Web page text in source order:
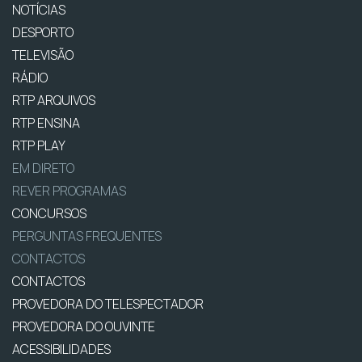
NOTÍCIAS
DESPORTO
TELEVISÃO
RÁDIO
RTP ARQUIVOS
RTP ENSINA
RTP PLAY
EM DIRETO
REVER PROGRAMAS
CONCURSOS
PERGUNTAS FREQUENTES
CONTACTOS
CONTACTOS
PROVEDORA DO TELESPECTADOR
PROVEDORA DO OUVINTE
ACESSIBILIDADES